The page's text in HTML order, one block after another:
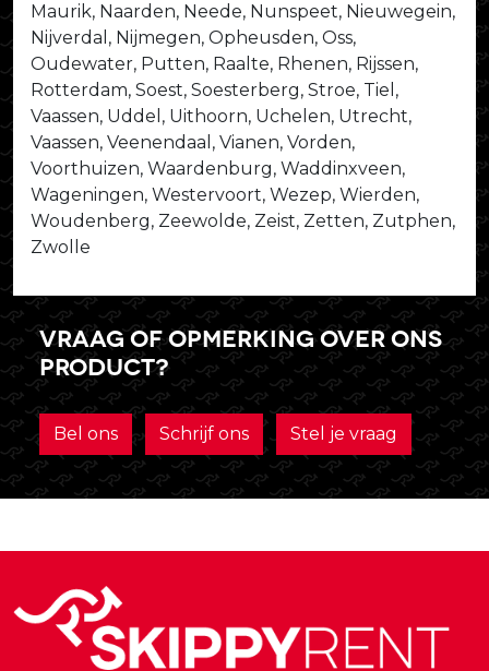
Maurik, Naarden, Neede, Nunspeet, Nieuwegein,
Nijverdal, Nijmegen, Opheusden, Oss,
Oudewater, Putten, Raalte, Rhenen, Rijssen,
Rotterdam, Soest, Soesterberg, Stroe, Tiel,
Vaassen, Uddel, Uithoorn, Uchelen, Utrecht,
Vaassen, Veenendaal, Vianen, Vorden,
Voorthuizen, Waardenburg, Waddinxveen,
Wageningen, Westervoort, Wezep, Wierden,
Woudenberg, Zeewolde, Zeist, Zetten, Zutphen,
Zwolle
Vraag of opmerking over ons
product?
Bel ons Schrijf ons Stel je vraag